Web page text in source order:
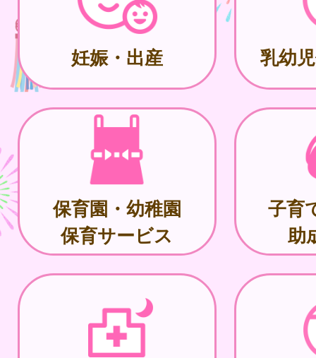
妊娠・出産 乳幼
保育園・幼稚園
保育サービス
子育
助